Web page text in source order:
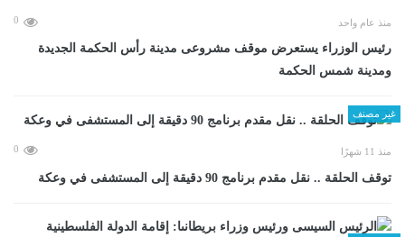
منذ عام واحد 0
رئيس الوزراء يستعرض موقف مشروعى مدينة رأس الحكمة الجديدة
ومدينة شمس الحكمة
غير مصنف
منذ 11 شهرًا 0
توقف الحلقة .. نقل مقدم برنامج 90 دقيقة إلى المستشفى في وعكة